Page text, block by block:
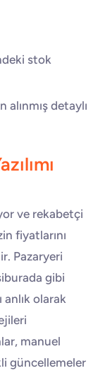
stok
detaylı
ve rekabetçi
fiyatlarını
Pazaryeri
gibi
olarak
manuel
güncellemeler